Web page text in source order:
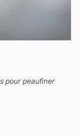
pour peaufiner